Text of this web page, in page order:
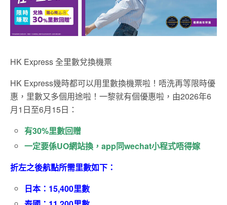
HK Express 全里數兌換機票
HK Express幾時都可以用里數換機票啦！唔洗再等限時優
惠，里數又多個用途啦！一黎就有個優惠啦，由2026年6
月1日至6月15日：
有30%里數回贈
一定要係UO網站換，app同wechat小程式唔得嫁
折左之後航點所需里數如下：
日本：15,400里數